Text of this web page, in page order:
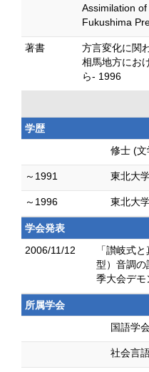
Assimilation of
Fukushima
著書
方言変化に関
相馬地方にお
ら- 1996
学歴
修士 (文
～1991 東北大
～1996 東北大
学会発表
2006/11/12
「讃岐式
型）音調
季大会デモ
所属学会
国語学
社会言